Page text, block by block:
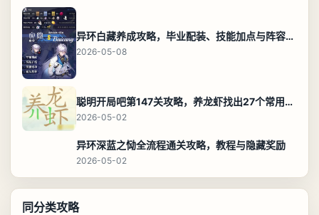
异环白藏养成攻略，毕业配装、技能加点与阵容搭配保姆级解析
2026-05-08
聪明开局吧第147关攻略，养龙虾找出27个常用字通关答案
2026-05-02
异环深蓝之恸全流程通关攻略，教程与隐藏奖励
2026-05-02
同分类攻略